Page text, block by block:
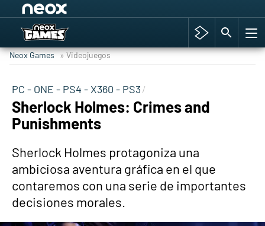
Hyrule Warriors: La Era del Cataclismo
Cyberpunk 2077
Neox Games » Videojuegos
PC - ONE - PS4 - X360 - PS3
Sherlock Holmes: Crimes and
Punishments
Sherlock Holmes protagoniza una
ambiciosa aventura gráfica en el que
contaremos con una serie de importantes
decisiones morales.